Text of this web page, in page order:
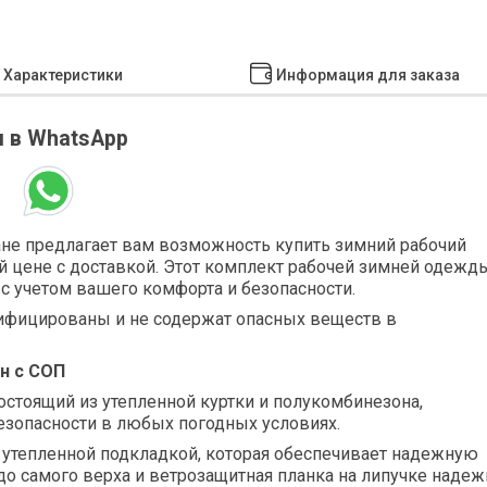
Характеристики Информация для заказа
WhatsApp
предлагает вам возможность купить зимний рабочий
с доставкой. Этот комплект рабочей зимней
учетом вашего комфорта и безопасности.
и не содержат опасных веществ в
с СОП
из утепленной куртки и полукомбинезона,
в любых погодных условиях.
подкладкой, которая обеспечивает надежную
самого верха и ветрозащитная планка на липучке